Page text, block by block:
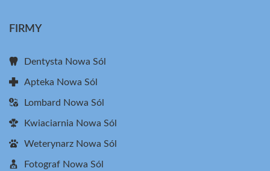
FIRMY
Dentysta Nowa Sól
Apteka Nowa Sól
Lombard Nowa Sól
Kwiaciarnia Nowa Sól
Weterynarz Nowa Sól
Fotograf Nowa Sól